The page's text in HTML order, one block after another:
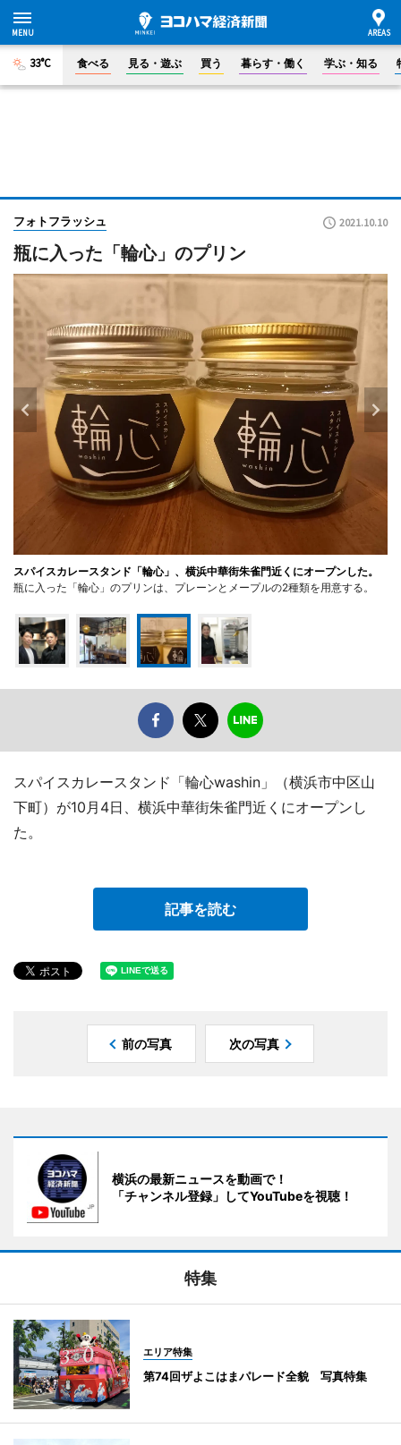
33°C 食べる 見る・遊ぶ 買う 暮らす・働く 学ぶ・知る
フォトフラッシュ 2021.10.10
瓶に入った「輪心」のプリン
スパイスカレースタンド「輪心」、横浜中華街朱雀門近くにオープンした。
瓶に入った「輪心」のプリンは、プレーンとメープルの2種類を用意する。
スパイスカレースタンド「輪心washin」（横浜市中区山
下町）が10月4日、横浜中華街朱雀門近くにオープンし
た。
記事を読む
前の写真 次の写真
横浜の最新ニュースを動画で！
「チャンネル登録」してYouTubeを視聴！
特集
エリア特集
第74回ザよこはまパレード全貌 写真特集